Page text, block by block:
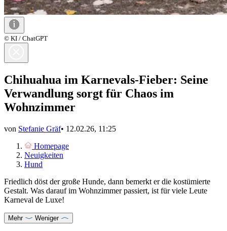
© KI / ChatGPT
Chihuahua im Karnevals-Fieber: Seine
Verwandlung sorgt für Chaos im
Wohnzimmer
von Stefanie Gräf• 12.02.26, 11:25
Homepage
Neuigkeiten
Hund
Friedlich döst der große Hunde, dann bemerkt er die kostümierte
Gestalt. Was darauf im Wohnzimmer passiert, ist für viele Leute
Karneval de Luxe!
Mehr Weniger